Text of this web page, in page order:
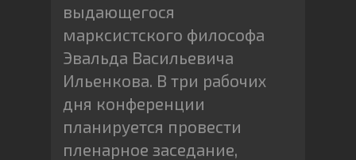
выдающегося
марксистского философа
Эвальда Васильевича
Ильенкова. В три рабочих
дня конференции
планируется провести
пленарное заседание,